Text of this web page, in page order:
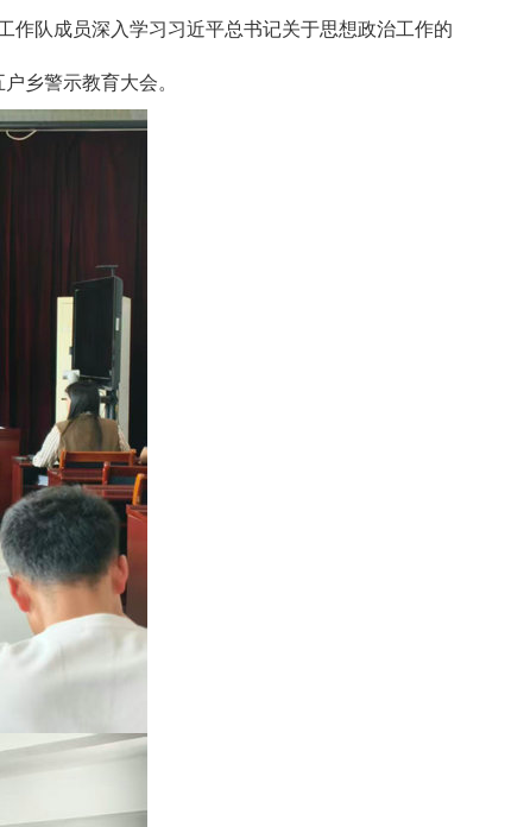
作队成员深入学习习近平总书记关于思想政治工作的
乡警示教育大会。